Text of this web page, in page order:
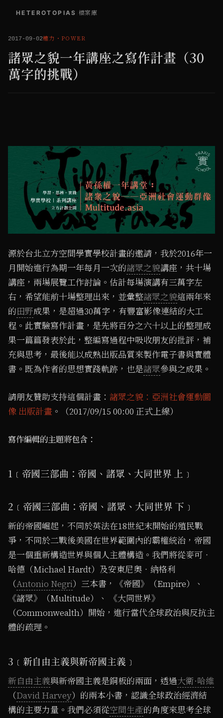
HETEROTOPIAS 檔案庫
2017-09-02權力 ・ POWER
諸眾之貌一年講座之寫作計畫（30
萬字的挑戰）
源於台北立方空間學實學校計畫的邀請，我於2016年一
月開始進行為期一年每月一次的諸眾之貌講座，共十場
講座，兩場展覽工作討論。估計每場演講有三萬字左
右，希望能前十場整理出來，並彙整諸眾之貌這兩年來
的田野成果，是超過30萬字，有豐富影像連結的大工
程。此實驗寫作計畫，是先將百分之六十以上的整理成
果一篇篇發表於此，整編寫過程中吸收朋友的批評，補
充與思考，最後能以成熟出版品質來製作電子書與實體
書。既為作者的思想實踐軌跡，也是諸眾參與之成果。
請朋友贊助支持這個計畫： 諸眾之貌：亞洲社會運動圖
像 出版計畫 。（2017/09/15 00:00 正式上線）
寫作編輯的主題將包含：
1﹝帝國三部曲：帝國、諸眾、大同世界 上﹞
2﹝帝國三部曲：帝國、諸眾、大同世界 下﹞
新的帝國崛起，不同於英法在18世紀末開始的殖民戰
爭，不同於二戰後美國在世界範圍內的霸權統治，帝國
是一個重新構造世界與個人主體構造。我們將從麥可‧
哈德（Michael Hardt）及安東尼奧‧納格利
（Antonio Negri）三本書，《帝國》（Empire）、
《諸眾》（Multitude）、 《大同世界》
（Commonwealth）開始，進行當代全球政治與反抗主
體的疏理。
3﹝新自由主義與新帝國主義﹞
新自由主義與新帝國主義是銅板的兩面，透過大衛·哈維
（David Harvey）的兩本小書，認識全球政治經濟結
構的主要力量。我們必須從空間生產的角度來思考全球